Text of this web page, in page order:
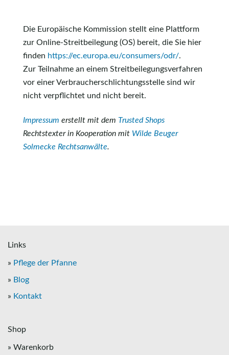
Die Europäische Kommission stellt eine Plattform
zur Online-Streitbeilegung (OS) bereit, die Sie hier
finden https://ec.europa.eu/consumers/odr/.
Zur Teilnahme an einem Streitbeilegungsverfahren
vor einer Verbraucherschlichtungsstelle sind wir
nicht verpflichtet und nicht bereit.
Impressum erstellt mit dem Trusted Shops
Rechtstexter in Kooperation mit Wilde Beuger
Solmecke Rechtsanwälte.
Links
» Pflege der Pfanne
» Blog
» Kontakt
Shop
» Warenkorb